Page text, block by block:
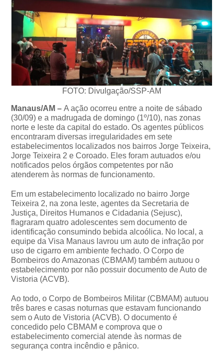
FOTO: Divulgação/SSP-AM
Manaus/AM –A ação ocorreu entre a noite de sábado
(30/09) e a madrugada de domingo (1º/10), nas zonas
norte e leste da capital do estado. Os agentes públicos
encontraram diversas irregularidades em sete
estabelecimentos localizados nos bairros Jorge Teixeira,
Jorge Teixeira 2 e Coroado. Eles foram autuados e/ou
notificados pelos órgãos competentes por não
atenderem às normas de funcionamento.
Em um estabelecimento localizado no bairro Jorge
Teixeira 2, na zona leste, agentes da Secretaria de
Justiça, Direitos Humanos e Cidadania (Sejusc),
flagraram quatro adolescentes sem documento de
identificação consumindo bebida alcoólica. No local, a
equipe da Visa Manaus lavrou um auto de infração por
uso de cigarro em ambiente fechado. O Corpo de
Bombeiros do Amazonas (CBMAM) também autuou o
estabelecimento por não possuir documento de Auto de
Vistoria (ACVB).
Ao todo, o Corpo de Bombeiros Militar (CBMAM) autuou
três bares e casas noturnas que estavam funcionando
sem o Auto de Vistoria (ACVB). O documento é
concedido pelo CBMAM e comprova que o
estabelecimento comercial atende às normas de
segurança contra incêndio e pânico.